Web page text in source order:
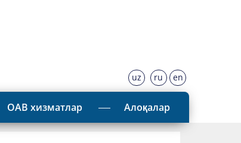
uz ru en
ОАВ хизматлар Алоқалар